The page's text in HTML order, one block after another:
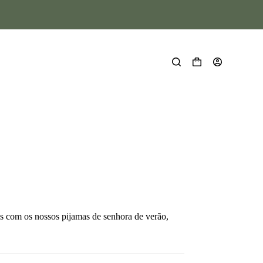
com os nossos pijamas de senhora de verão,